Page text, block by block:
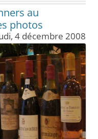
au
photos
4 décembre 2008